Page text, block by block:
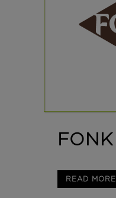
FONK
READ MORE